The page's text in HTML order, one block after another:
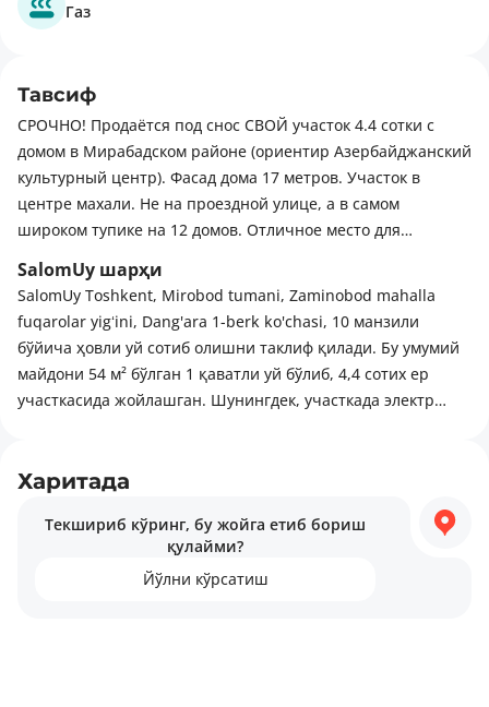
Газ
Тавсиф
СРОЧНО! Продаётся под снос СВОЙ участок 4.4 сотки с
домом в Мирабадском районе (ориентир Азербайджанский
культурный центр). Фасад дома 17 метров. Участок в
центре махали. Не на проездной улице, а в самом
широком тупике на 12 домов. Отличное место для
Являюсь собственником данного участка. До центра
города рукой подать. Соседи адекватные, разрешение на
стройку дадут.
SalomUy шарҳи
SalomUy Toshkent, Mirobod tumani, Zaminobod mahalla
fuqarolar yigʻini, Dang'ara 1-berk ko'chasi, 10 манзили
бўйича ҳовли уй сотиб олишни таклиф қилади. Бу умумий
майдони 54 м² бўлган 1 қаватли уй бўлиб, 4,4 сотих ер
участкасида жойлашган. Шунингдек, участкада электр
яшил ҳудудлар, диний объектлар, шунингдек болалар
Харитада
Текшириб кўринг, бу жойга етиб бориш
қулайми?
Йўлни кўрсатиш